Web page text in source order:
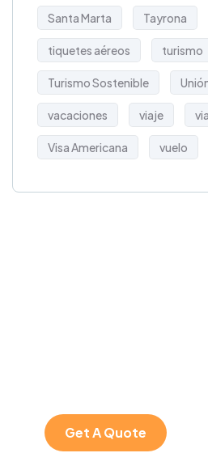
Santa Marta Tayrona
tiquetes aéreos turismo
Turismo Sostenible
vacaciones viaje
Visa Americana vuelo
Get A Quote